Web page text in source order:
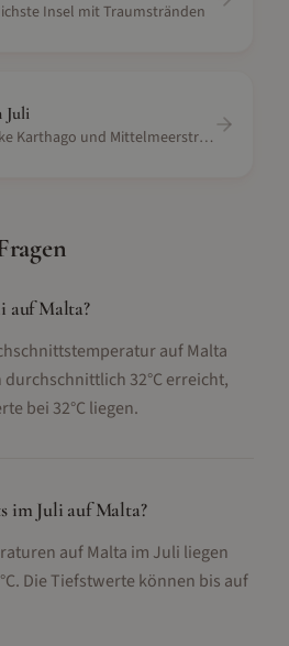
Insel mit Traumstränden
Juli
Sahara, antike Karthago und Mittelmeerstrände
auf Malta?
auf Malta
durchschnittlich 32°C erreicht,
bei 32°C liegen.
im Juli auf Malta?
auf Malta im Juli liegen
Die Tiefstwerte können bis auf